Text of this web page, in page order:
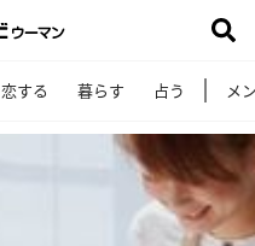
恋する 暮らす 占う メ